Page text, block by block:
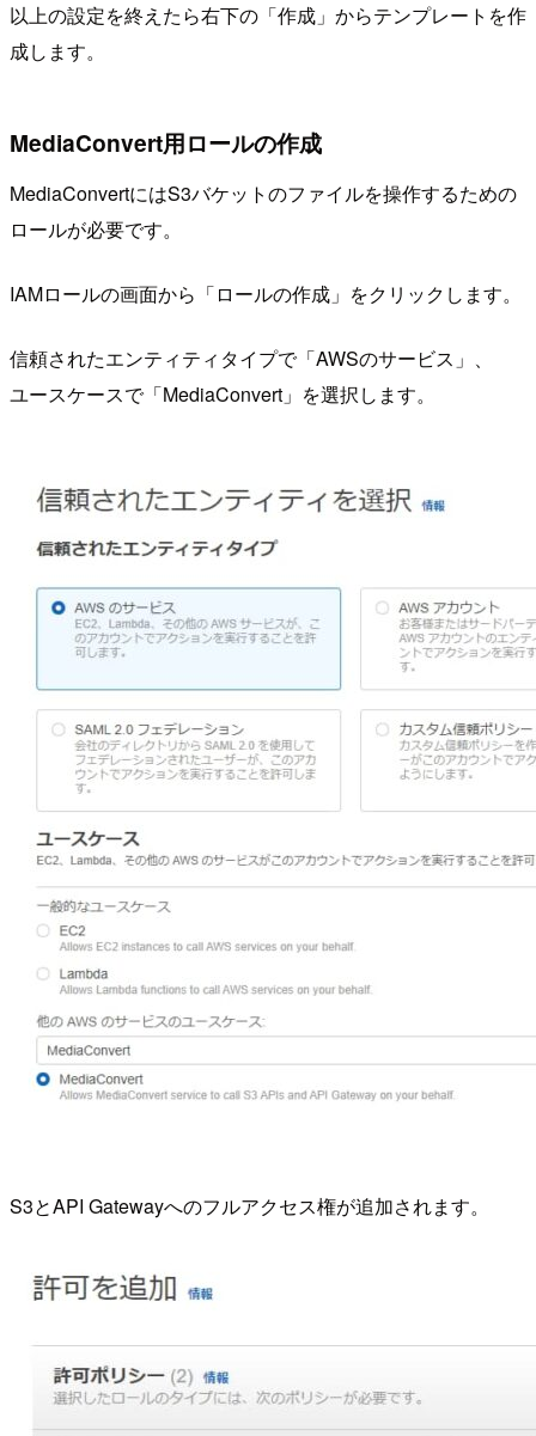
以上の設定を終えたら右下の「作成」からテンプレートを作
成します。
MediaConvert用ロールの作成
MediaConvertにはS3バケットのファイルを操作するための
ロールが必要です。
IAMロールの画面から「ロールの作成」をクリックします。
信頼されたエンティティタイプで「AWSのサービス」、
ユースケースで「MediaConvert」を選択します。
S3とAPI Gatewayへのフルアクセス権が追加されます。